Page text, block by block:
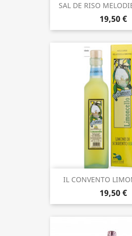
SAL DE RISO
19,50 €
IL CONVENTO
19,50 €